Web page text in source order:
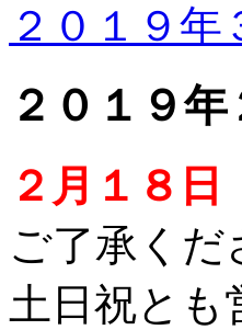
２０１９年
２０１９
２月１８
ご了承く
土日祝と